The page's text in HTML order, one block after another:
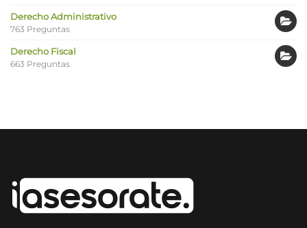
Derecho Administrativo
763 Preguntas
Derecho Fiscal
663 Preguntas